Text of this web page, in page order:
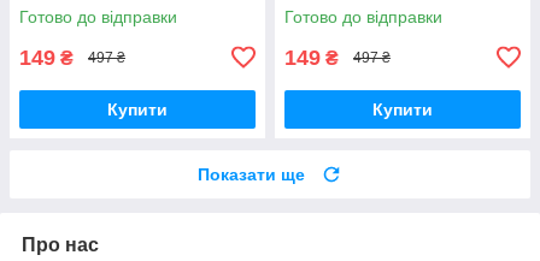
Nokia С21 Plus Black
(ARM62194) - Краща якість
Готово до відправки
149 ₴ 497 ₴
Купити
Hot 30i (X669) / Hot 30i NFC
(X669D) Camera cover
Готово до відправки
149 ₴ 497 ₴
Купити
Показати ще
Про нас